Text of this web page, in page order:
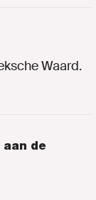
Waard.
aan de